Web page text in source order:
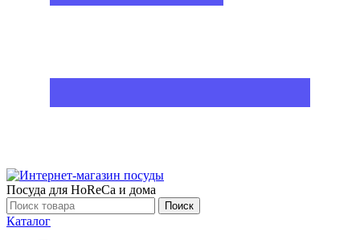
Посуда для HoReCa и дома
Поиск
Каталог